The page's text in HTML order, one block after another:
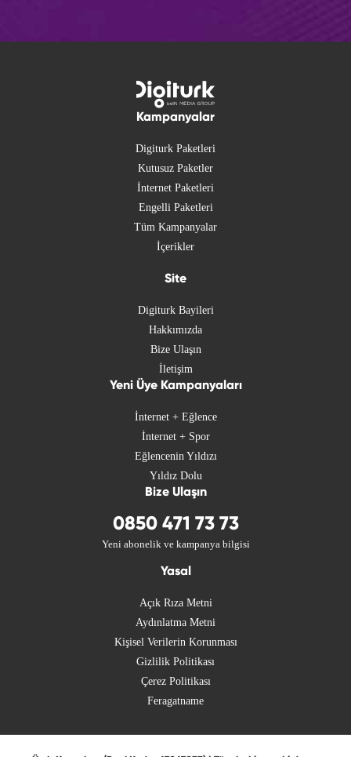
Kampanyalar
Digiturk Paketleri
Kutusuz Paketler
İnternet Paketleri
Engelli Paketleri
Tüm Kampanyalar
İçerikler
Site
Digiturk Bayileri
Hakkımızda
Bize Ulaşın
İletişim
Yeni Üye Kampanyaları
İnternet + Eğlence
İnternet + Spor
Eğlencenin Yıldızı
Yıldız Dolu
Bize Ulaşın
0850 471 73 73
Yeni abonelik ve kampanya bilgisi
Yasal
Açık Rıza Metni
Aydınlatma Metni
Kişisel Verilerin Korunması
Gizlilik Politikası
Çerez Politikası
Feragatname